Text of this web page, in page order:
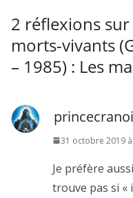
2 réflexions sur
morts-vivants
– 1985) : Les
31 octobre 2019
Je préfère
trouve pas si